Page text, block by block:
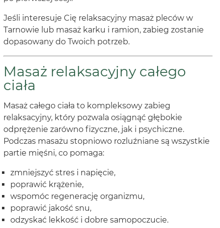
Jeśli interesuje Cię relaksacyjny masaż pleców w
Tarnowie lub masaż karku i ramion, zabieg zostanie
dopasowany do Twoich potrzeb.
Masaż relaksacyjny całego
ciała
Masaż całego ciała to kompleksowy zabieg
relaksacyjny, który pozwala osiągnąć głębokie
odprężenie zarówno fizyczne, jak i psychiczne.
Podczas masażu stopniowo rozluźniane są wszystkie
partie mięśni, co pomaga:
zmniejszyć stres i napięcie,
poprawić krążenie,
wspomóc regenerację organizmu,
poprawić jakość snu,
odzyskać lekkość i dobre samopoczucie.